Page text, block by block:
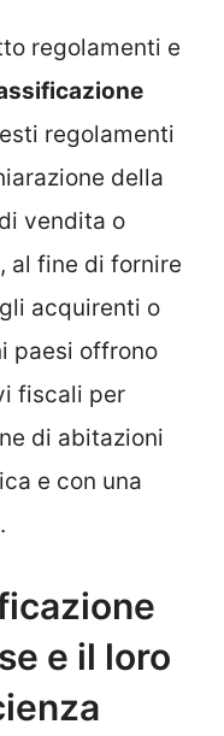
regolamenti e
regolamenti
della
vendita o
al fine di fornire
acquirenti o
paesi offrono
fiscali per
di abitazioni
e con una
e il loro